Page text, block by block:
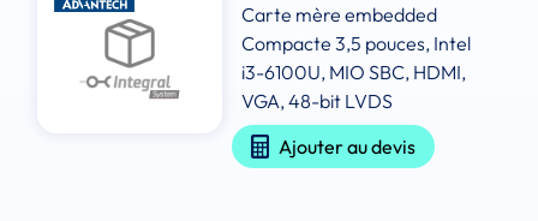
Carte mère embedded
Compacte 3,5 pouces, Intel
i3-6100U, MIO SBC, HDMI,
VGA, 48-bit LVDS
Ajouter au devis